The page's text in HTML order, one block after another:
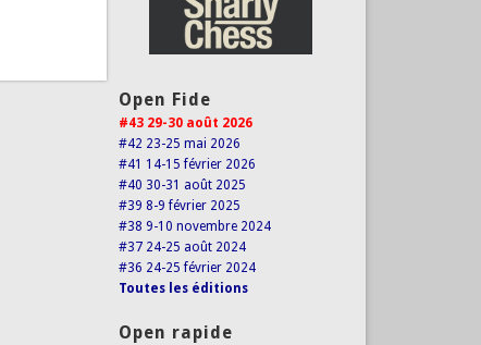
Open Fide
#43 29-30 août 2026
#42 23-25 mai 2026
#41 14-15 février 2026
#40 30-31 août 2025
#39 8-9 février 2025
#38 9-10 novembre 2024
#37 24-25 août 2024
#36 24-25 février 2024
Toutes les éditions
Open rapide